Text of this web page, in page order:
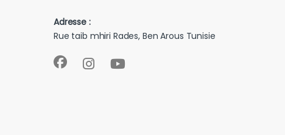
Adresse :
Rue taib mhiri Rades, Ben Arous Tunisie